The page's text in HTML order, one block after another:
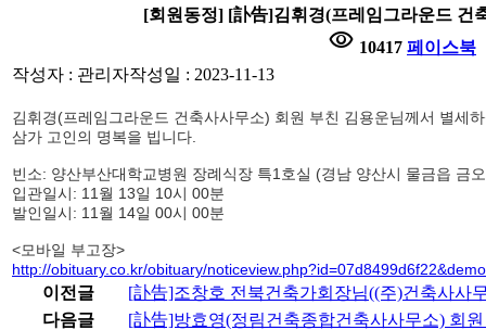
[회원동정] [訃告]김휘경(프레임그라운드 건
visibility 10417 페이스북
작성자 : 관리자작성일 : 2023-11-13
김휘경(프레임그라운드 건축사사무소) 회원 부친 김용운님께서 별세
삼가 고인의 명복을 빕니다.
빈소: 양산부산대학교병원 장례식장 특1호실 (경남 양산시 물금읍 금
입관일시: 11월 13일 10시 00분
발인일시: 11월 14일 00시 00분
<모바일 부고장>
http://obituary.co.kr/obituary/
이전글
[訃告]조창호 전북건축가회장님((주)건축사사
다음글
[訃告]방효영(정림건축종합건축사사무소) 회